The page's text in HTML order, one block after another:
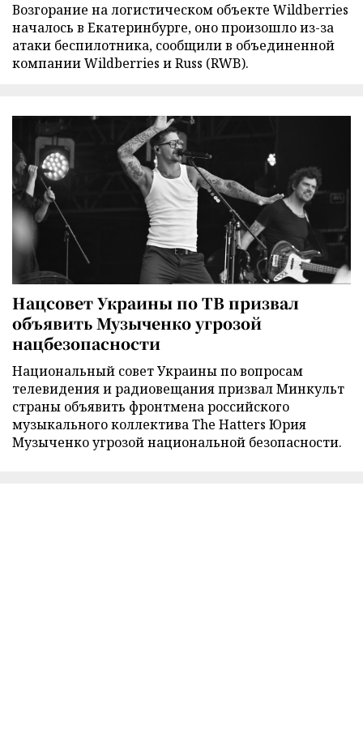
Возгорание на логистическом объекте Wildberries
началось в Екатеринбурге, оно произошло из-за
атаки беспилотника, сообщили в объединенной
компании Wildberries и Russ (RWB).
Нацсовет Украины по ТВ призвал
объявить Музыченко угрозой
нацбезопасности
Национальный совет Украины по вопросам
телевидения и радиовещания призвал Минкульт
страны объявить фронтмена российского
музыкального коллектива The Hatters Юрия
Музыченко угрозой национальной безопасности.